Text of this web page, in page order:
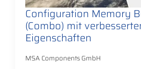
Configuration Memory
(Combo) mit
Eigenschaften
MSA Components GmbH